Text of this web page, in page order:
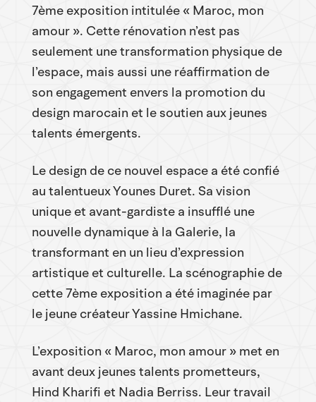
7ème exposition intitulée « Maroc, mon
amour ». Cette rénovation n’est pas
seulement une transformation physique de
l’espace, mais aussi une réaffirmation de
son engagement envers la promotion du
design marocain et le soutien aux jeunes
talents émergents.
Le design de ce nouvel espace a été confié
au talentueux Younes Duret. Sa vision
unique et avant-gardiste a insufflé une
nouvelle dynamique à la Galerie, la
transformant en un lieu d’expression
artistique et culturelle. La scénographie de
cette 7ème exposition a été imaginée par
le jeune créateur Yassine Hmichane.
L’exposition « Maroc, mon amour » met en
avant deux jeunes talents prometteurs,
Hind Kharifi et Nadia Berriss. Leur travail